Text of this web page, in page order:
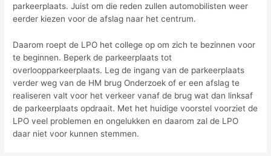
parkeerplaats. Juist om die reden zullen automobilisten weer
eerder kiezen voor de afslag naar het centrum.
Daarom roept de LPO het college op om zich te bezinnen voor
te beginnen. Beperk de parkeerplaats tot
overloopparkeerplaats. Leg de ingang van de parkeerplaats
verder weg van de HM brug Onderzoek of er een afslag te
realiseren valt voor het verkeer vanaf de brug wat dan linksaf
de parkeerplaats opdraait. Met het huidige voorstel voorziet de
LPO veel problemen en ongelukken en daarom zal de LPO
daar niet voor kunnen stemmen.